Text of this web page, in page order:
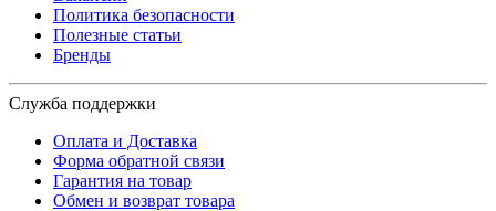
Политика безопасности
Полезные статьи
Бренды
Служба поддержки
Оплата и Доставка
Форма обратной связи
Гарантия на товар
Обмен и возврат товара